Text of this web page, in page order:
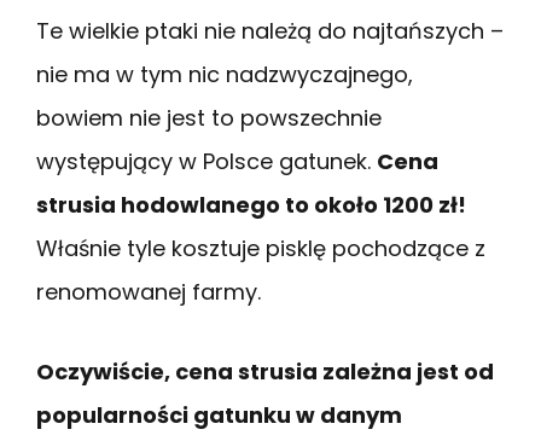
Te wielkie ptaki nie należą do najtańszych –
nie ma w tym nic nadzwyczajnego,
bowiem nie jest to powszechnie
występujący w Polsce gatunek. Cena
strusia hodowlanego to około 1200 zł!
Właśnie tyle kosztuje pisklę pochodzące z
renomowanej farmy.
Oczywiście, cena strusia zależna jest od
popularności gatunku w danym